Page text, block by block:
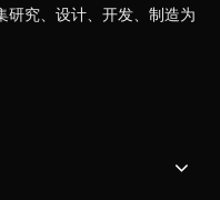
研究、设计、开发、制造为